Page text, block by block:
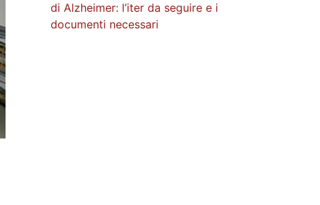
di Alzheimer: l’iter da seguire e i
documenti necessari